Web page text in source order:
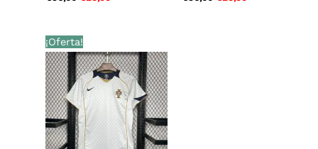
¡Oferta!
El
precio
original
era:
€36,00.
precio
actual
es:
€29,99.